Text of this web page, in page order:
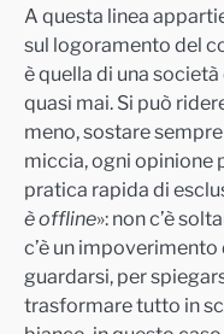
A questa linea
sul logoramento del
è quella di una
quasi mai. Si può
meno, sostare
miccia, ogni opinione
pratica rapida di
è offline»: non c’è
c’è un
guardarsi, per
trasformare tutto in